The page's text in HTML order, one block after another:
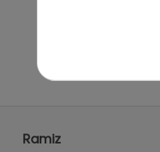
Ramiz